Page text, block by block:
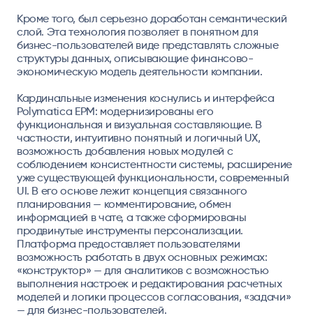
Кроме того, был серьезно доработан семантический
слой. Эта технология позволяет в понятном для
бизнес-пользователей виде представлять сложные
структуры данных, описывающие финансово-
экономическую модель деятельности компании.
Кардинальные изменения коснулись и интерфейса
Polymatica EPM: модернизированы его
функциональная и визуальная составляющие. В
частности, интуитивно понятный и логичный UX,
возможность добавления новых модулей с
соблюдением консистентности системы, расширение
уже существующей функциональности, современный
UI. В его основе лежит концепция связанного
планирования — комментирование, обмен
информацией в чате, а также сформированы
продвинутые инструменты персонализации.
Платформа предоставляет пользователями
возможность работать в двух основных режимах:
«конструктор» — для аналитиков с возможностью
выполнения настроек и редактирования расчетных
моделей и логики процессов согласования, «задачи»
— для бизнес-пользователей.